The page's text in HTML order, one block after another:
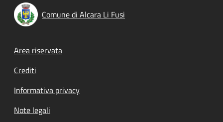
Comune di Alcara Li Fusi
Footer menu
Area riservata
Crediti
Informativa privacy
Note legali